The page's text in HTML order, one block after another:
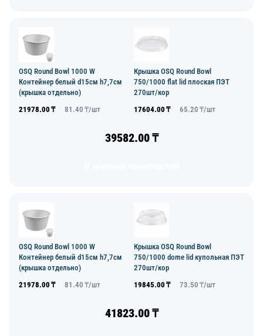
OSQ Round Bowl 1000 W
Контейнер белый d15см h7,7см
(крышка отдельно)
21978.00 ₸ 81.40 ₸/шт
Крышка OSQ Round Bowl
750/1000 flat lid плоская ПЭТ
270шт/кор
17604.00 ₸ 65.20 ₸/шт
39582.00₸
OSQ Round Bowl 1000 W
Контейнер белый d15см h7,7см
(крышка отдельно)
21978.00 ₸ 81.40 ₸/шт
Крышка OSQ Round Bowl
750/1000 dome lid купольная ПЭТ
270шт/кор
19845.00 ₸ 73.50 ₸/шт
41823.00₸